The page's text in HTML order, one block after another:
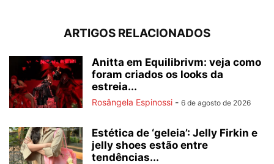
ARTIGOS RELACIONADOS
Anitta em Equilibrivm: veja como
foram criados os looks da
estreia...
Rosângela Espinossi - 6 de agosto de 2026
Estética de ‘geleia’: Jelly Firkin e
jelly shoes estão entre
tendências...